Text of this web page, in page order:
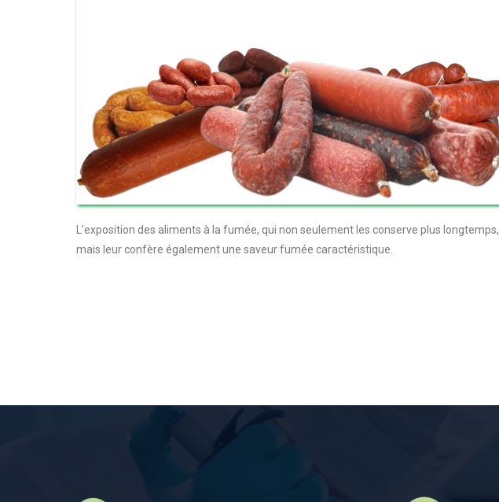
L’exposition des aliments à la fumée, qui non seulement les conserve plus longtemps,
mais leur confère également une saveur fumée caractéristique.